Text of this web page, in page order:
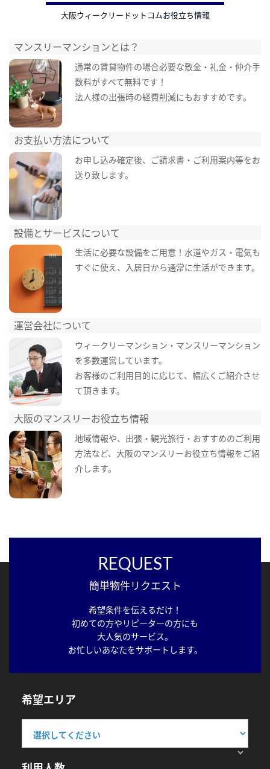
大阪ウィークリードットコムお役立ち情報
マンスリーマンションとは？
通常の賃貸物件の場合必要な敷金・礼金・仲介手
数料がすべて無料です！
法人様の出張時の経費削減にもおすすめです。
お支払い方法について
お申し込み確定後、ご請求書・ご利用案内等をお
送り致します。
設備とサービスについて
生活に必要な設備をご用意！水道やガス・電気も
すぐに使え、入居日から通常に生活ができます。
運営会社について
ウィークリーマンション・マンスリーマンション
を多数運営しています。
お客様のご利用目的に応じて、幅広くご紹介させ
て頂きます。
大阪のマンスリーお役立ち情報
地域情報や、出張・観光旅行・おすすめのご利用
方法など、大阪のマンスリーお役立ち情報をご紹
介します。
REQUEST
簡単物件リクエスト
希望条件を伝えるだけ！
初めての方やリピーターの方にも
大人気のサービス。
お忙しいあなたをサポートします。
希望エリア